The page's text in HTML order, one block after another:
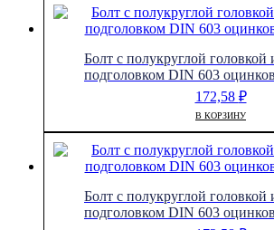
Болт с полукруглой
подголовком DIN 603
172,58 ₽
В КОРЗИНУ
Болт с полукруглой
подголовком DIN 603